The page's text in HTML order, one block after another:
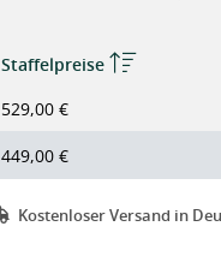
Staffelpreise
529,00 €
449,00 €
Kostenloser Versand in